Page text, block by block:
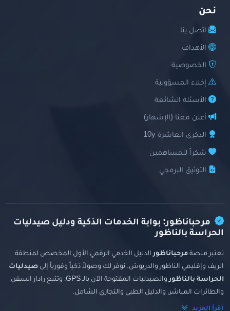
نحن
اتصل بنا
الأهداف
الخصوصية
إخلاء المسؤولية
الأسئلة الشائعة
أعلن معنا (الإشهار)
الذكرى العاشرة 10y
شكراً للمساهمين
التوثيق البرمجي
مرحباناظور: بوابة الخدمات الذكية ودليل صيدليات
الحراسة بالناظور
تعتبر منصة مرحباناظورالدليل الخدمي الرقمي الأول المخصص لمنطقة
الريف وإقليمي الناظور والدريوش. نوفر لك وصولاً ذكياً وفورياً إلى صيدليات
الحراسة بالناظور
والصيدليات المفتوحة الآن بالـ GPS، وتتبع رادار السفن
والطائرات المباشر، والدليل الطبي والتجاري الشامل.
اقرأ المزيد